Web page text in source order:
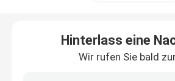
Optische Maß-Maschine OMM
Hinterlass eine
Wir rufen Sie bald